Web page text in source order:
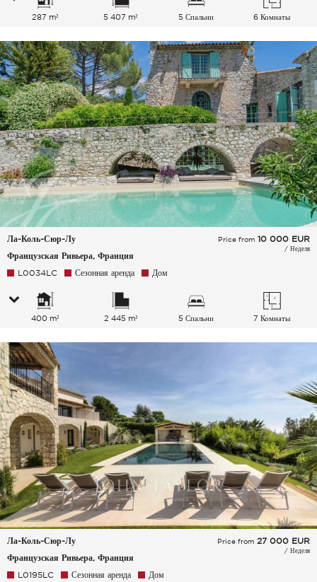
287 m² 5 407 m² 5 Спальни 6 Комнаты
Ла-Коль-Сюр-Лу
Французская Ривьера, Франция
Price from 10 000 EUR
/ Неделя
L0034LC Сезонная аренда Дом
400 m² 2 445 m² 5 Спальни 7 Комнаты
Ла-Коль-Сюр-Лу
Французская Ривьера, Франция
Price from 27 000 EUR
/ Неделя
L0195LC Сезонная аренда Дом